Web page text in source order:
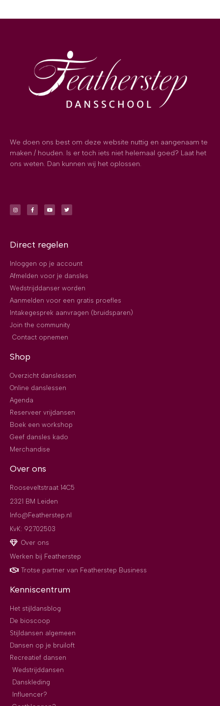
We doen ons best om deze website nuttig en aangenaam te
maken / houden. Is er toch iets niet helemaal goed? Laat het
ons weten. Dan kunnen wij het oplossen.
Direct regelen
Inloggen op je account
Afmelden voor je dansles
Wedstrijddanser worden
Aanmelden voor een gratis proefles
Intakegesprek aanvragen (bruidsparen)
Join the community
Contact opnemen
Shop
Overzicht danslessen
Online danslessen
Agenda
Reserveer vrijdansen
Boek een workshop
Geef dansles kado
Merchandise
Over ons
Rooseveltstraat 14C5
2321 BM Leiden
Info@Featherstep.nl
KvK: 92702503
Over ons
Werken bij Featherstep
Trotse partner van Featherstep Business
Kenniscentrum
Het stijldansblog
De bioscoop
Stijldansen algemeen
Dansen op je bruiloft
Recreatief dansen
Wedstrijddansen
Danskleding
Influencer?